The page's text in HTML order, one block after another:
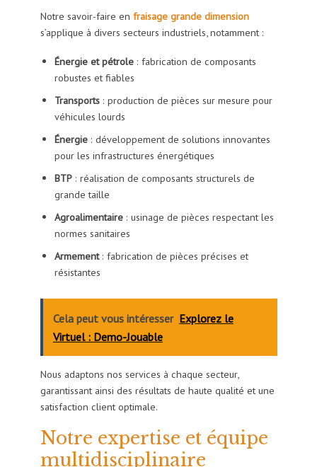
Notre savoir-faire en fraisage grande dimension
s’applique à divers secteurs industriels, notamment :
Énergie et pétrole: fabrication de composants
robustes et fiables
Transports: production de pièces sur mesure pour
véhicules lourds
Énergie: développement de solutions innovantes
pour les infrastructures énergétiques
BTP: réalisation de composants structurels de
grande taille
Agroalimentaire: usinage de pièces respectant les
normes sanitaires
Armement: fabrication de pièces précises et
résistantes
Cela peut vous intéresser Explorez le
Virtuel : Demo-Jouable
Nous adaptons nos services à chaque secteur,
garantissant ainsi des résultats de haute qualité et une
satisfaction client optimale.
Notre expertise et équipe
multidisciplinaire